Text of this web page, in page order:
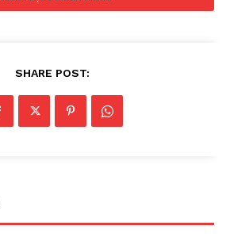
SHARE POST: